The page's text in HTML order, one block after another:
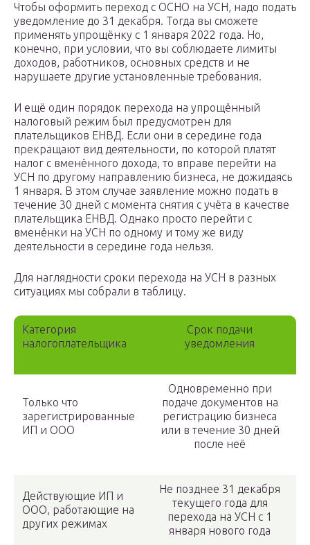
Чтобы оформить переход с ОСНО на УСН, надо подать
уведомление до 31 декабря. Тогда вы сможете
применять упрощёнку с 1 января 2022 года. Но,
конечно, при условии, что вы соблюдаете лимиты
доходов, работников, основных средств и не
нарушаете другие установленные требования.
И ещё один порядок перехода на упрощённый
налоговый режим был предусмотрен для
плательщиков ЕНВД. Если они в середине года
прекращают вид деятельности, по которой платят
налог с вменённого дохода, то вправе перейти на
УСН по другому направлению бизнеса, не дожидаясь
1 января. В этом случае заявление можно подать в
течение 30 дней с момента снятия с учёта в качестве
плательщика ЕНВД. Однако просто перейти с
вменёнки на УСН по одному и тому же виду
деятельности в середине года нельзя.
Для наглядности сроки перехода на УСН в разных
ситуациях мы собрали в таблицу.
Категория
налогоплательщика
Срок подачи
уведомления
Только что
зарегистрированные
ИП и ООО
Одновременно при
подаче документов на
регистрацию бизнеса
или в течение 30 дней
после неё
Действующие ИП и
ООО, работающие на
других режимах
Не позднее 31 декабря
текущего года для
перехода на УСН с 1
января нового года